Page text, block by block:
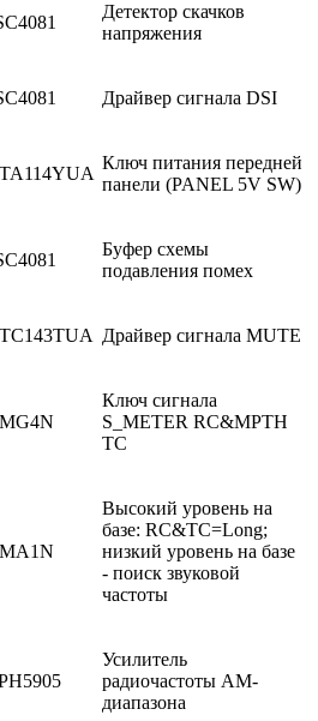
Детектор скачков
напряжения
Драйвер сигнала DSI
Ключ питания передней
панели (PANEL 5V SW)
Буфер схемы
подавления помех
Драйвер сигнала MUTE
Ключ сигнала
S_METER RC&MPTH
TC
Высокий уровень на
базе: RC&TC=Long;
низкий уровень на базе
- поиск звуковой
частоты
Усилитель
радиочастоты AM-
диапазона